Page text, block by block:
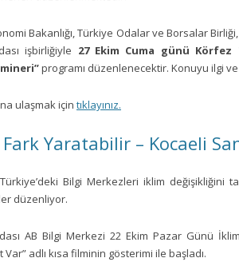
Bakanlığı, Türkiye Odalar ve Borsalar
işbirliğiyle 27 Ekim Cuma günü Körfez
programı düzenlenecektir. Konuyu ilgi
ulaşmak için tıklayınız.
Yaratabilir – Kocaeli
Bilgi Merkezleri iklim değişikliğini
düzenliyor.
AB Bilgi Merkezi 22 Ekim Pazar Günü
adlı kısa filminin gösterimi ile başladı.